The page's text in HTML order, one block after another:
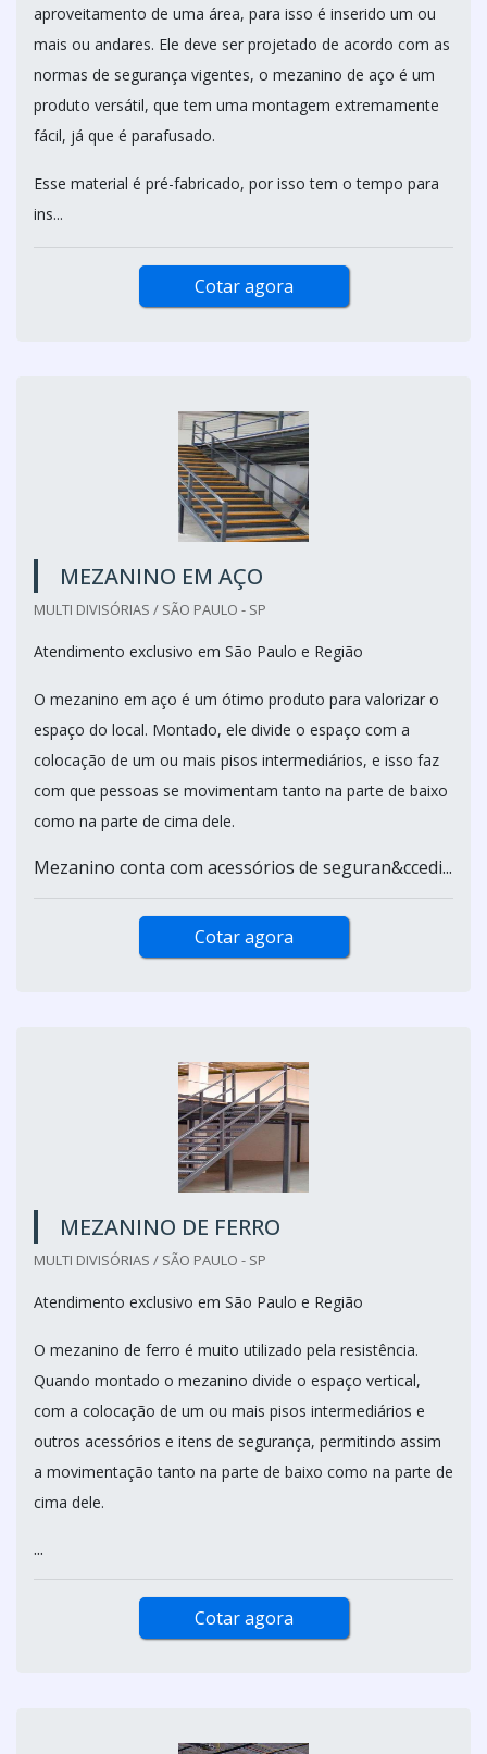
aproveitamento de uma área, para isso é inserido um ou
mais ou andares. Ele deve ser projetado de acordo com as
normas de segurança vigentes, o mezanino de aço é um
produto versátil, que tem uma montagem extremamente
fácil, já que é parafusado.
Esse material é pré-fabricado, por isso tem o tempo para
ins...
Cotar agora
MEZANINO EM AÇO
MULTI DIVISÓRIAS / SÃO PAULO - SP
Atendimento exclusivo em São Paulo e Região
O mezanino em aço é um ótimo produto para valorizar o
espaço do local. Montado, ele divide o espaço com a
colocação de um ou mais pisos intermediários, e isso faz
com que pessoas se movimentam tanto na parte de baixo
como na parte de cima dele.
Mezanino conta com acessórios de seguran&ccedi...
Cotar agora
MEZANINO DE FERRO
MULTI DIVISÓRIAS / SÃO PAULO - SP
Atendimento exclusivo em São Paulo e Região
O mezanino de ferro é muito utilizado pela resistência.
Quando montado o mezanino divide o espaço vertical,
com a colocação de um ou mais pisos intermediários e
outros acessórios e itens de segurança, permitindo assim
a movimentação tanto na parte de baixo como na parte de
cima dele.
...
Cotar agora